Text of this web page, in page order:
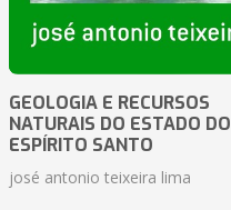
GEOLOGIA E RECURSOS
NATURAIS DO ESTADO DO
ESPÍRITO SANTO
josé antonio teixeira lima